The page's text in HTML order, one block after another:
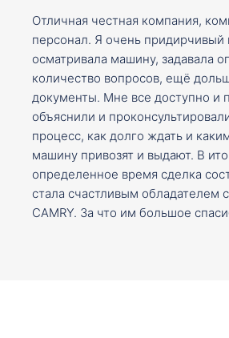
Отличная честная компания,
персонал. Я очень придирчивый
осматривала машину, задавала
количество вопросов, ещё
документы. Мне все доступно и
объяснили и
процесс, как долго ждать и
машину привозят и выдают. В
определенное время сделка
стала счастливым обладателем
CAMRY. За что им большое